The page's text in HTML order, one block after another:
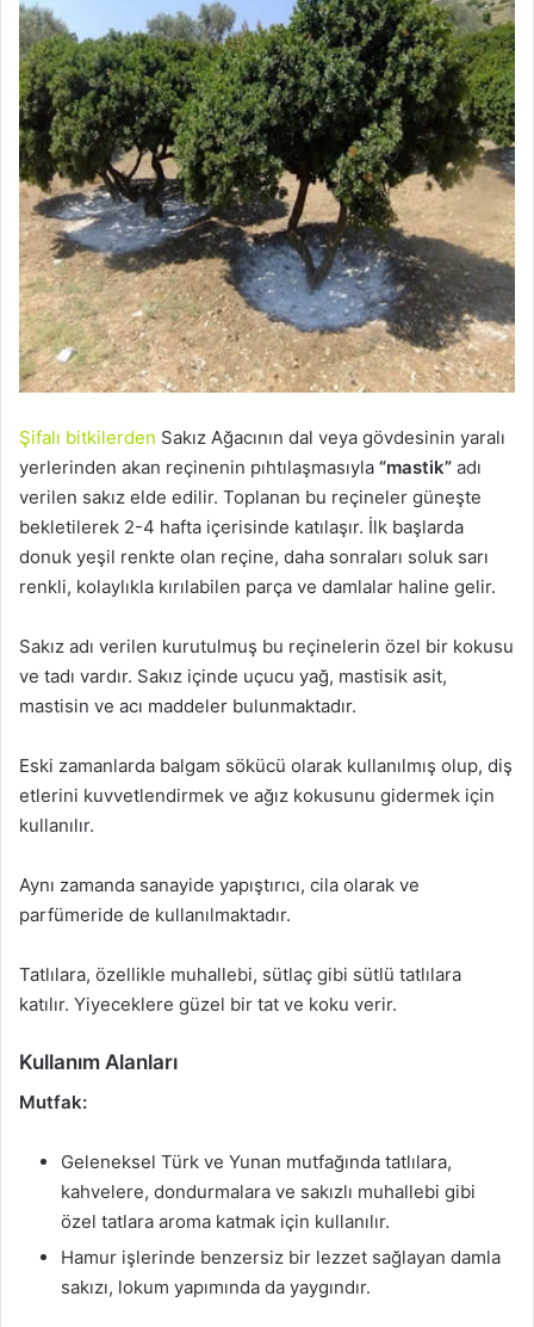
Şifalı bitkilerden Sakız Ağacının dal veya gövdesinin yaralı
yerlerinden akan reçinenin pıhtılaşmasıyla “mastik” adı
verilen sakız elde edilir. Toplanan bu reçineler güneşte
bekletilerek 2-4 hafta içerisinde katılaşır. İlk başlarda
donuk yeşil renkte olan reçine, daha sonraları soluk sarı
renkli, kolaylıkla kırılabilen parça ve damlalar haline gelir.
Sakız adı verilen kurutulmuş bu reçinelerin özel bir kokusu
ve tadı vardır. Sakız içinde uçucu yağ, mastisik asit,
mastisin ve acı maddeler bulunmaktadır.
Eski zamanlarda balgam sökücü olarak kullanılmış olup, diş
etlerini kuvvetlendirmek ve ağız kokusunu gidermek için
kullanılır.
Aynı zamanda sanayide yapıştırıcı, cila olarak ve
parfümeride de kullanılmaktadır.
Tatlılara, özellikle muhallebi, sütlaç gibi sütlü tatlılara
katılır. Yiyeceklere güzel bir tat ve koku verir.
Kullanım Alanları
Mutfak:
Geleneksel Türk ve Yunan mutfağında tatlılara,
kahvelere, dondurmalara ve sakızlı muhallebi gibi
özel tatlara aroma katmak için kullanılır.
Hamur işlerinde benzersiz bir lezzet sağlayan damla
sakızı, lokum yapımında da yaygındır.